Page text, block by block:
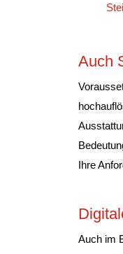
Auch
Ihre
Auch im